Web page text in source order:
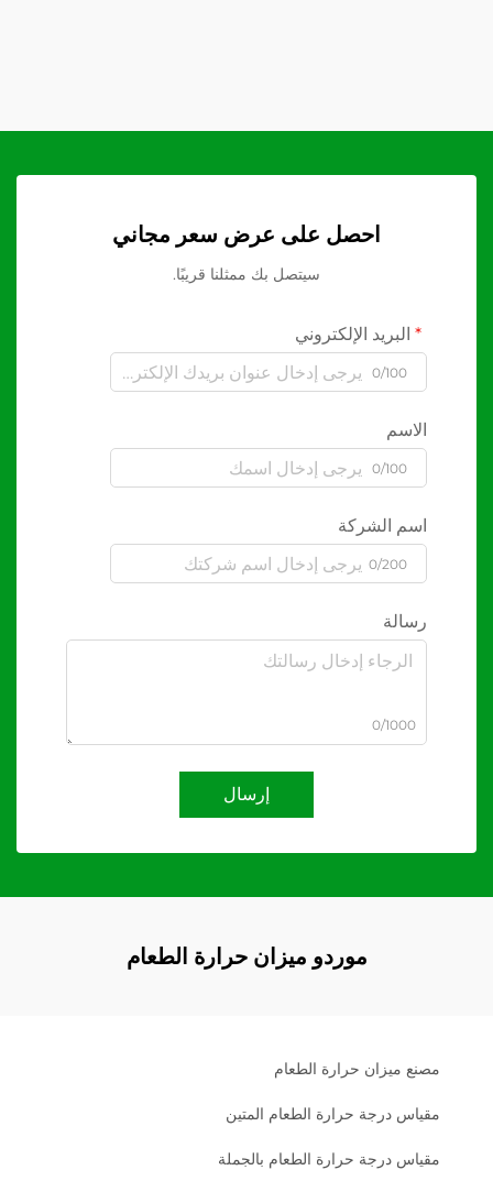
احصل على عرض سعر مجاني
سيتصل بك ممثلنا قريبًا.
البريد الإلكتروني
0/100
الاسم
0/100
اسم الشركة
0/200
رسالة
0/1000
إرسال
موردو ميزان حرارة الطعام
مصنع ميزان حرارة الطعام
مقياس درجة حرارة الطعام المتين
مقياس درجة حرارة الطعام بالجملة